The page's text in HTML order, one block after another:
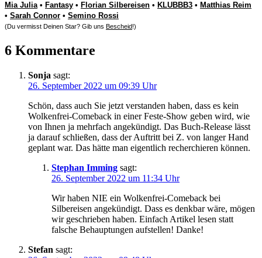
Mia Julia• Fantasy • Florian Silbereisen • KLUBBB3 • Matthias Reim
• Sarah Connor • Semino Rossi
(Du vermisst Deinen Star? Gib uns Bescheid!)
6 Kommentare
Sonja sagt:
26. September 2022 um 09:39 Uhr
Schön, dass auch Sie jetzt verstanden haben, dass es kein
Wolkenfrei-Comeback in einer Feste-Show geben wird, wie
von Ihnen ja mehrfach angekündigt. Das Buch-Release lässt
ja darauf schließen, dass der Auftritt bei Z. von langer Hand
geplant war. Das hätte man eigentlich recherchieren können.
Stephan Imming sagt:
26. September 2022 um 11:34 Uhr
Wir haben NIE ein Wolkenfrei-Comeback bei
Silbereisen angekündigt. Dass es denkbar wäre, mögen
wir geschrieben haben. Einfach Artikel lesen statt
falsche Behauptungen aufstellen! Danke!
Stefan sagt: